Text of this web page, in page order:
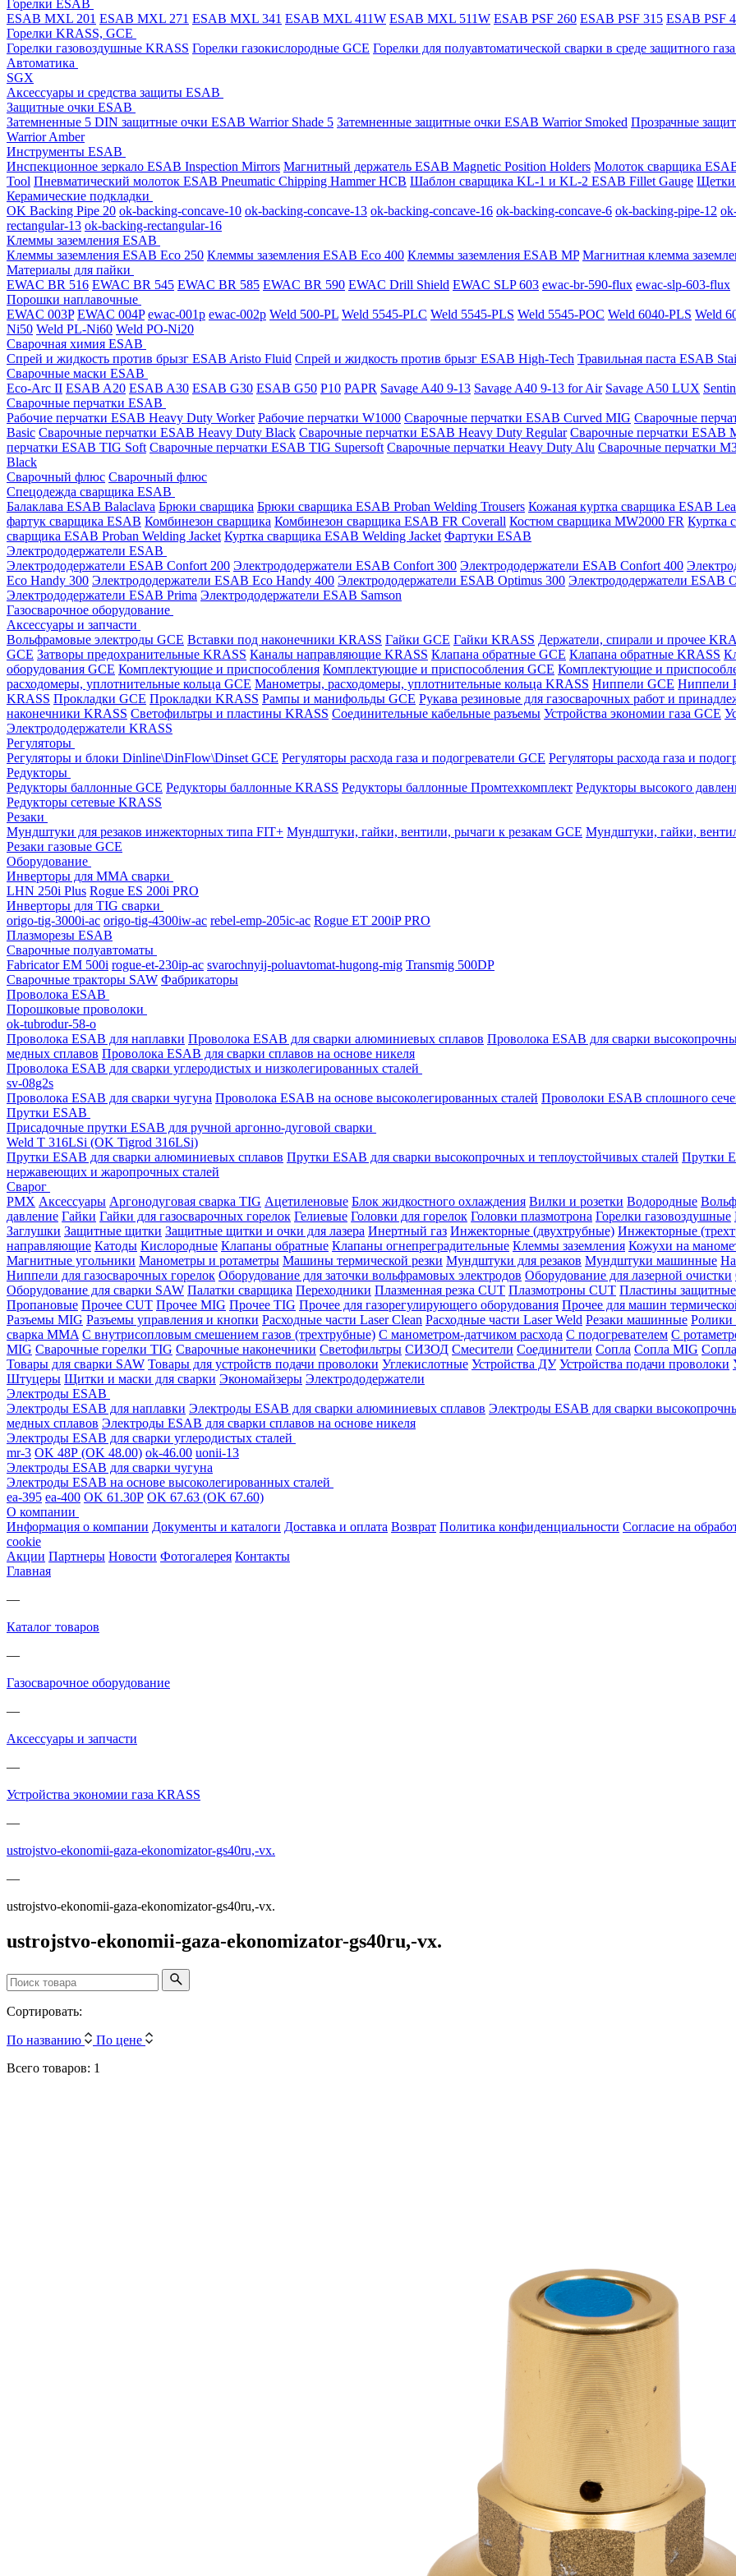
Горелки ESAB
ESAB MXL 201 ESAB MXL 271 ESAB MXL 341 ESAB MXL 411W ESAB MXL 511W ESAB PSF 260 ESAB PSF 315 ESAB PSF
Горелки KRASS, GCE
Горелки газовоздушные KRASS Горелки газокислородные GCE Горелки для полуавтоматической сварки в среде защитного
Автоматика
SGX
Аксессуары и средства защиты ESAB
Защитные очки ESAB
Затемненные 5 DIN защитные очки ESAB Warrior Shade 5 Затемненные защитные очки ESAB Warrior Smoked Прозрачные
Warrior Amber
Инструменты ESAB
Инспекционное зеркало ESAB Inspection Mirrors Магнитный держатель ESAB Magnetic Position Holders Молоток сварщика
Tool Пневматический молоток ESAB Pneumatic Chipping Hammer HCB Шаблон сварщика KL-1 и KL-2 ESAB Fillet Gauge Щетки
Керамические подкладки
OK Backing Pipe 20 ok-backing-concave-10 ok-backing-concave-13 ok-backing-concave-16 ok-backing-concave-6 ok-backing-pipe-12
rectangular-13 ok-backing-rectangular-16
Клеммы заземления ESAB
Клеммы заземления ESAB Eco 250 Клеммы заземления ESAB Eco 400 Клеммы заземления ESAB MP Магнитная клемма
Материалы для пайки
EWAC BR 516 EWAC BR 545 EWAC BR 585 EWAC BR 590 EWAC Drill Shield EWAC SLP 603 ewac-br-590-flux ewac-slp-603-flux
Порошки наплавочные
EWAC 003P EWAC 004P ewac-001p ewac-002p Weld 500-PL Weld 5545-PLC Weld 5545-PLS Weld 5545-POC Weld 6040-PLS Weld
Ni50 Weld PL-Ni60 Weld PO-Ni20
Сварочная химия ESAB
Спрей и жидкость против брызг ESAB Aristo Fluid Спрей и жидкость против брызг ESAB High-Tech Травильная паста ESAB
Сварочные маски ESAB
Eco-Arc II ESAB A20 ESAB A30 ESAB G30 ESAB G50 P10 PAPR Savage A40 9-13 Savage A40 9-13 for Air Savage A50 LUX
Сварочные перчатки ESAB
Рабочие перчатки ESAB Heavy Duty Worker Рабочие перчатки W1000 Сварочные перчатки ESAB Curved MIG Сварочные
Basic Сварочные перчатки ESAB Heavy Duty Black Сварочные перчатки ESAB Heavy Duty Regular Сварочные перчатки ESAB
перчатки ESAB TIG Soft Сварочные перчатки ESAB TIG Supersoft Сварочные перчатки Heavy Duty Alu Сварочные перчатки
Black
Сварочный флюс Сварочный флюс
Спецодежда сварщика ESAB
Балаклава ESAB Balaclava Брюки сварщика Брюки сварщика ESAB Proban Welding Trousers Кожаная куртка сварщика ESAB
фартук сварщика ESAB Комбинезон сварщика Комбинезон сварщика ESAB FR Coverall Костюм сварщика MW2000 FR Куртка
сварщика ESAB Proban Welding Jacket Куртка сварщика ESAB Welding Jacket Фартуки ESAB
Электрододержатели ESAB
Электрододержатели ESAB Confort 200 Электрододержатели ESAB Confort 300 Электрододержатели ESAB Confort 400
Eco Handy 300 Электрододержатели ESAB Eco Handy 400 Электрододержатели ESAB Optimus 300 Электрододержатели ESAB
Электрододержатели ESAB Prima Электрододержатели ESAB Samson
Газосварочное оборудование
Аксессуары и запчасти
Вольфрамовые электроды GCE Вставки под наконечники KRASS Гайки GCE Гайки KRASS Держатели, спирали и прочее
GCE Затворы предохранительные KRASS Каналы направляющие KRASS Клапана обратные GCE Клапана обратные KRASS
оборудования GCE Комплектующие и приспособления Комплектующие и приспособления GCE Комплектующие и
расходомеры, уплотнительные кольца GCE Манометры, расходомеры, уплотнительные кольца KRASS Ниппели GCE Ниппели
KRASS Прокладки GCE Прокладки KRASS Рампы и манифольды GCE Рукава резиновые для газосварочных работ и
наконечники KRASS Светофильтры и пластины KRASS Соединительные кабельные разъемы Устройства экономии газа GCE
Электрододержатели KRASS
Регуляторы
Регуляторы и блоки Dinline\DinFlow\Dinset GCE Регуляторы расхода газа и подогреватели GCE Регуляторы расхода газа и
Редукторы
Редукторы баллонные GCE Редукторы баллонные KRASS Редукторы баллонные Промтехкомплект Редукторы высокого
Редукторы сетевые KRASS
Резаки
Мундштуки для резаков инжекторных типа FIT+ Мундштуки, гайки, вентили, рычаги к резакам GCE Мундштуки, гайки,
Резаки газовые GCE
Оборудование
Инверторы для MMA сварки
LHN 250i Plus Rogue ES 200i PRO
Инверторы для TIG сварки
origo-tig-3000i-ac origo-tig-4300iw-ac rebel-emp-205ic-ac Rogue ET 200iP PRO
Плазморезы ESAB
Сварочные полуавтоматы
Fabricator EM 500i rogue-et-230ip-ac svarochnyij-poluavtomat-hugong-mig Transmig 500DP
Сварочные тракторы SAW Фабрикаторы
Проволока ESAB
Порошковые проволоки
ok-tubrodur-58-o
Проволока ESAB для наплавки Проволока ESAB для сварки алюминиевых сплавов Проволока ESAB для сварки
медных сплавов Проволока ESAB для сварки сплавов на основе никеля
Проволока ESAB для сварки углеродистых и низколегированных сталей
sv-08g2s
Проволока ESAB для сварки чугуна Проволока ESAB на основе высоколегированных сталей Проволоки ESAB сплошного
Прутки ESAB
Присадочные прутки ESAB для ручной аргонно-дуговой сварки
Weld T 316LSi (OK Tigrod 316LSi)
Прутки ESAB для сварки алюминиевых сплавов Прутки ESAB для сварки высокопрочных и теплоустойчивых сталей Прутки
нержавеющих и жаропрочных сталей
Сварог
PMX Аксессуары Аргонодуговая сварка TIG Ацетиленовые Блок жидкостного охлаждения Вилки и розетки Водородные
давление Гайки Гайки для газосварочных горелок Гелиевые Головки для горелок Головки плазмотрона Горелки газовоздушные
Заглушки Защитные щитки Защитные щитки и очки для лазера Инертный газ Инжекторные (двухтрубные) Инжекторные
направляющие Катоды Кислородные Клапаны обратные Клапаны огнепреградительные Клеммы заземления Кожухи на
Магнитные угольники Манометры и ротаметры Машины термической резки Мундштуки для резаков Мундштуки машинные
Ниппели для газосварочных горелок Оборудование для заточки вольфрамовых электродов Оборудование для лазерной очистки
Оборудование для сварки SAW Палатки сварщика Переходники Плазменная резка CUT Плазмотроны CUT Пластины защитные
Пропановые Прочее CUT Прочее MIG Прочее TIG Прочее для газорегулирующего оборудования Прочее для машин
Разъемы MIG Разъемы управления и кнопки Расходные части Laser Clean Расходные части Laser Weld Резаки машинные
сварка MMA С внутрисопловым смешением газов (трехтрубные) С манометром-датчиком расхода С подогревателем С
MIG Сварочные горелки TIG Сварочные наконечники Светофильтры СИЗОД Смесители Соединители Сопла Сопла MIG
Товары для сварки SAW Товары для устройств подачи проволоки Углекислотные Устройства ДУ Устройства подачи проволоки
Штуцеры Щитки и маски для сварки Экономайзеры Электрододержатели
Электроды ESAB
Электроды ESAB для наплавки Электроды ESAB для сварки алюминиевых сплавов Электроды ESAB для сварки
медных сплавов Электроды ESAB для сварки сплавов на основе никеля
Электроды ESAB для сварки углеродистых сталей
mr-3 OK 48Р (OK 48.00) ok-46.00 uonii-13
Электроды ESAB для сварки чугуна
Электроды ESAB на основе высоколегированных сталей
ea-395 ea-400 OK 61.30Р OK 67.63 (OK 67.60)
О компании
Информация о компании Документы и каталоги Доставка и оплата Возврат Политика конфиденциальности Согласие на
cookie
Акции Партнеры Новости Фотогалерея Контакты
Главная
—
Каталог товаров
—
Газосварочное оборудование
—
Аксессуары и запчасти
—
Устройства экономии газа KRASS
—
ustrojstvo-ekonomii-gaza-ekonomizator-gs40ru,-vx.
—
ustrojstvo-ekonomii-gaza-ekonomizator-gs40ru,-vx.
ustrojstvo-ekonomii-gaza-ekonomizator-gs40ru,-vx.
Сортировать:
По названию
По цене
Всего товаров: 1